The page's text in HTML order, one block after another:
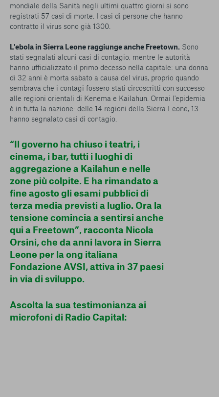
mondiale della Sanità negli ultimi quattro giorni si sono
registrati 57 casi di morte. I casi di persone che hanno
contratto il virus sono già 1300.
L'ebola in Sierra Leone raggiunge anche Freetown. Sono
stati segnalati alcuni casi di contagio, mentre le autorità
hanno ufficializzato il primo decesso nella capitale: una donna
di 32 anni è morta sabato a causa del virus, proprio quando
sembrava che i contagi fossero stati circoscritti con successo
alle regioni orientali di Kenema e Kailahun. Ormai l'epidemia
è in tutta la nazione: delle 14 regioni della Sierra Leone, 13
hanno segnalato casi di contagio.
“Il governo ha chiuso i teatri, i
cinema, i bar, tutti i luoghi di
aggregazione a Kailahun e nelle
zone più colpite. E ha rimandato a
fine agosto gli esami pubblici di
terza media previsti a luglio. Ora la
tensione comincia a sentirsi anche
qui a Freetown”, racconta Nicola
Orsini, che da anni lavora in Sierra
Leone per la ong italiana
Fondazione AVSI, attiva in 37 paesi
in via di sviluppo.
Ascolta la sua testimonianza ai
microfoni di Radio Capital: